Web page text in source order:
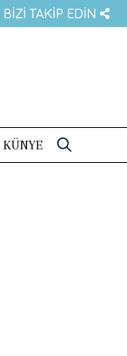
BIZI TAKIP EDIN
KÜNYE
Search